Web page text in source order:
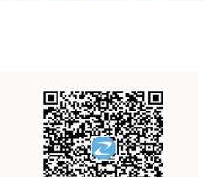
年限要求有关事项的通
8号）相关规定，凡遵守
律、法规，具有良好的业
报名条件的人员，均可报
业资格考试。具体如下：
件准备充分也非常有耐